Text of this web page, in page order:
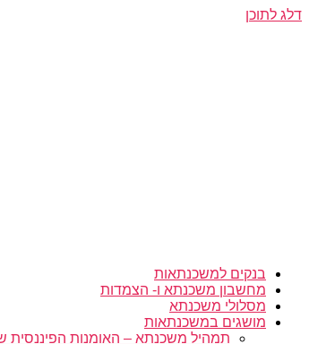
דלג לתוכן
בנקים למשכנתאות
מחשבון משכנתא ו- הצמדות
מסלולי משכנתא
מושגים במשכנתאות
תמהיל משכנתא – האומנות הפיננסית